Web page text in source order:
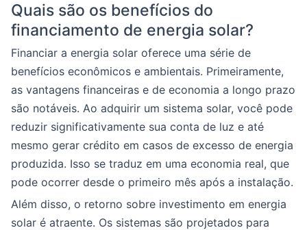
Quais são os benefícios do
financiamento de energia solar?
Financiar a energia solar oferece uma série de
benefícios econômicos e ambientais. Primeiramente,
as vantagens financeiras e de economia a longo prazo
são notáveis. Ao adquirir um sistema solar, você pode
reduzir significativamente sua conta de luz e até
mesmo gerar crédito em casos de excesso de energia
produzida. Isso se traduz em uma economia real, que
pode ocorrer desde o primeiro mês após a instalação.
Além disso, o retorno sobre investimento em energia
solar é atraente. Os sistemas são projetados para